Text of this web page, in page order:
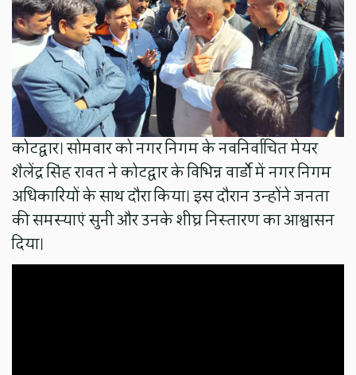
कोटद्वार। सोमवार को नगर निगम के नवनिर्वाचित मेयर
शैलेंद्र सिंह रावत ने कोटद्वार के विभिन्न वार्डो में नगर निगम
अधिकारियों के साथ दौरा किया। इस दौरान उन्होंने जनता
की समस्याएं सुनी और उनके शीघ्र निस्तारण का आश्वासन
दिया।